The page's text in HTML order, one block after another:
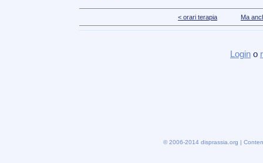
< orari terapia Ma
Login o
© 2006-2014 disprassia.org |